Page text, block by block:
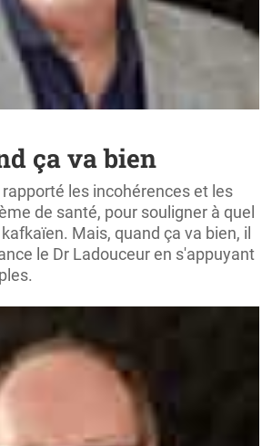
ça va bien
les incohérences et les
de santé, pour souligner à quel
Mais, quand ça va bien, il
le Dr Ladouceur en s'appuyant